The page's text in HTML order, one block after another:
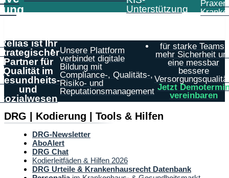
Unterstützung
ist Ihr
Partner für
Qualität im
und
Unsere Plattform
verbindet digitale
Bildung mit
Compliance-, Qualitäts-,
Risiko- und
Reputationsmanagement
für starke Teams,
mehr Sicherheit
eine messbar
bessere
Jetzt
vereinbaren
DRG | Kodierung | Tools & Hilfen
DRG-Newsletter
AboAlert
DRG Chat
Kodierleitfäden & Hilfen 2026
DRG Urteile & Krankenhausrecht Datenbank